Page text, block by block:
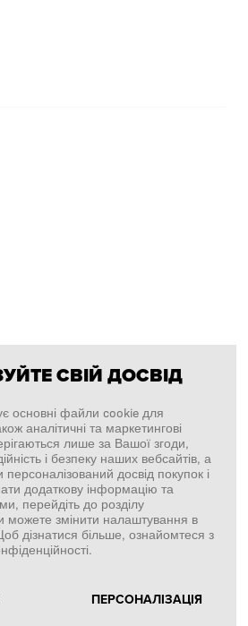
© 2026SFD S. A.
СВІЙ ДОСВІД
основні файли cookie для
аналітичні та маркетингові
лише за Вашої згоди,
і безпеку наших вебсайтів, а
досвід покупок і
додаткову інформацію та
перейдіть до розділу
можете змінити налаштування в
дізнатися більше, ознайомтеся з
ПЕРСОНАЛІЗАЦІЯ